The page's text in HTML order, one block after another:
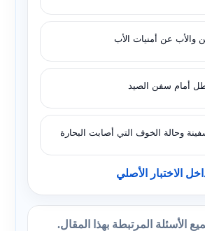
والأب عن أمنيات الأب
أمام سفن الصيد
وحالة الخوف التي أصابت البحارة
الاختبار الأصلي
الأسئلة المرتبطة بهذا المقال.